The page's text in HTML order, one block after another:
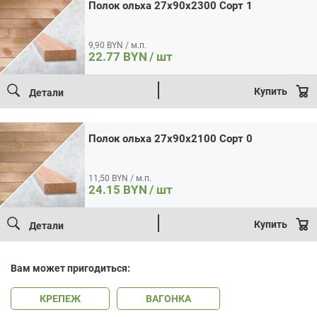
Полок ольха 27x90x2300 Сорт 1
9,90 BYN / м.п.
22.77 BYN / шт
Детали Купить
Полок ольха 27x90x2100 Сорт 0
11,50 BYN / м.п.
24.15 BYN / шт
Детали Купить
Вам может пригодиться:
КРЕПЕЖ ВАГОНКА